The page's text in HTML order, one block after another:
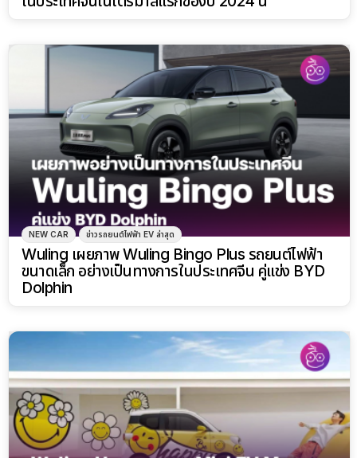
NEW CAR ข่าวรถยนต์ไฟฟ้า EV ล่าสุด
Wuling เผยภาพ Wuling Bingo Plus รถยนต์ไฟฟ้า
ขนาดเล็ก อย่างเป็นทางการในประเทศจีน คู่แข่ง BYD
Dolphin